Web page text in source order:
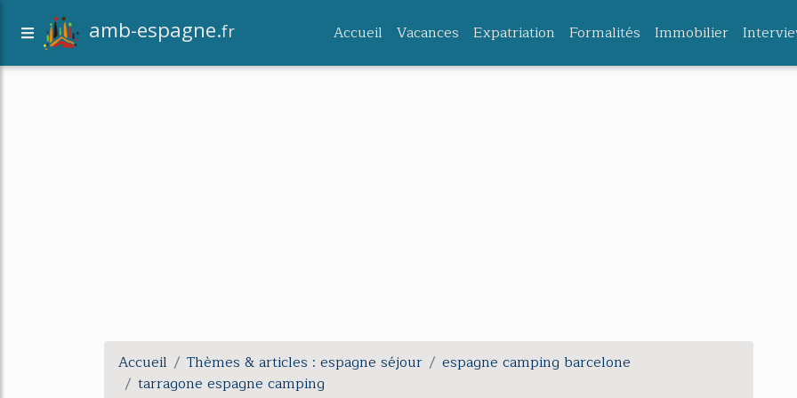
amb-espagne.fr Accueil Vacances Expatriation Formalités Immobilier
Accueil Thèmes & articles : espagne séjour
espagne camping barcelone
tarragone espagne camping